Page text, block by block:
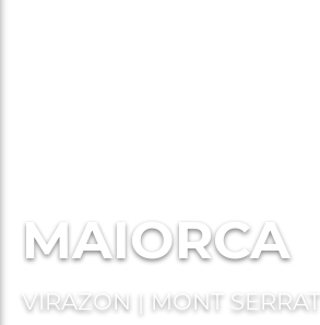
MAIORCA
VIRAZON | MONT SERRAT